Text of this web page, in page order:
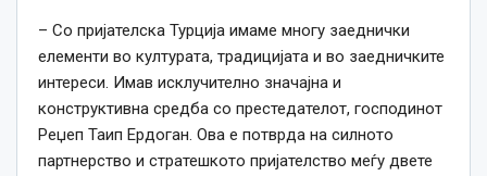
– Со пријателска Турција имаме многу заеднички
елементи во културата, традицијата и во заедничките
интереси. Имав исклучително значајна и
конструктивна средба со престедателот, господинот
Реџеп Таип Ердоган. Ова е потврда на силното
партнерство и стратешкото пријателство меѓу двете